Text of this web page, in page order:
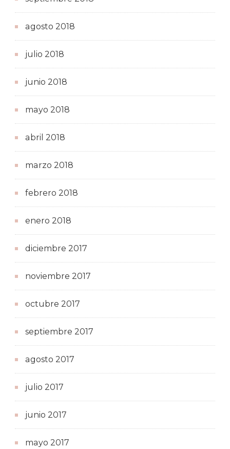
agosto 2018
julio 2018
junio 2018
mayo 2018
abril 2018
marzo 2018
febrero 2018
enero 2018
diciembre 2017
noviembre 2017
octubre 2017
septiembre 2017
agosto 2017
julio 2017
junio 2017
mayo 2017